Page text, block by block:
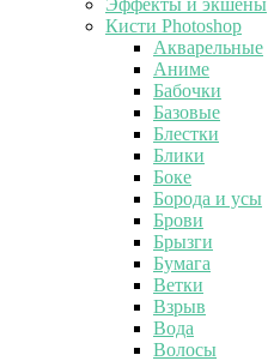
Эффекты и экшены
Кисти Photoshop
Акварельные
Аниме
Бабочки
Базовые
Блестки
Блики
Боке
Борода и усы
Брови
Брызги
Бумага
Ветки
Взрыв
Вода
Волосы